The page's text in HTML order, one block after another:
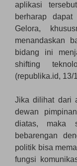
aplikasi
berharap
Gelora,
menandaskan
bidang ini
shifting
(republika.id, 13/
Jika dilihat dari
dewan
diatas, maka
bebarengan
politik bisa
fungsi